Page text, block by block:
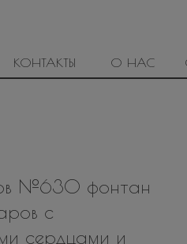
КОНТАКТЫ О НАС
№630 фонтан
с
сердцами и